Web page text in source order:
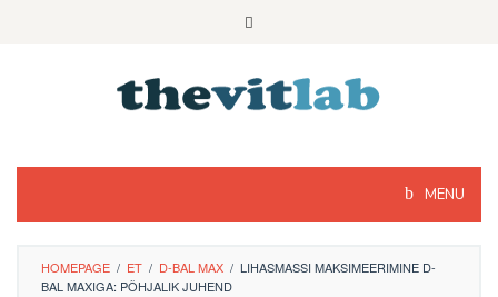
MENU
HOMEPAGE / ET / D-BAL MAX / LIHASMASSI MAKSIMEERIMINE D-
BAL MAXIGA: PÕHJALIK JUHEND